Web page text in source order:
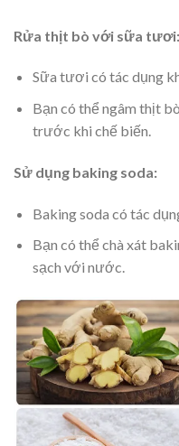
Rửa thịt bò với sữa tươi:
Sữa tươi có tác dụng
Bạn có thể ngâm thịt
trước khi chế biến.
Sử dụng baking soda:
Baking soda có tác
Bạn có thể chà xát
sạch với nước.